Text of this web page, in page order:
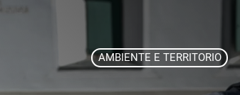
AMBIENTE E TERRITORIO